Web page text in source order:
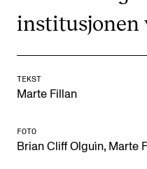
Digitale ressurser for
Om FoU på NMH
institusjonen
TEKST
Marte Fillan
FOTO
Brian Cliff Olguìn, Marte